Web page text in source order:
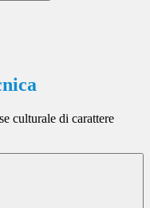
culturale di carattere